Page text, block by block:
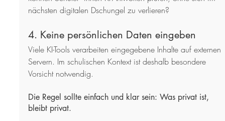
nächsten digitalen Dschungel zu verlieren?
4. Keine persönlichen Daten eingeben
Viele KI-Tools verarbeiten eingegebene Inhalte auf externen
Servern. Im schulischen Kontext ist deshalb besondere
Vorsicht notwendig.
Die Regel sollte einfach und klar sein: Was privat ist,
bleibt privat.